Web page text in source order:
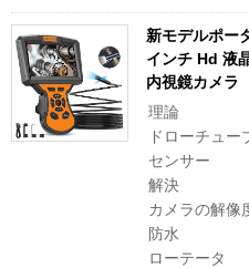
新モデルポー
インチ Hd 液
内視鏡カメラ
理論
ドローチュー
センサー
解決
カメラの解像
防水
ローテータ